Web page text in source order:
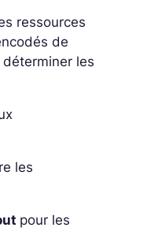
ressources
de
les
les
pour les